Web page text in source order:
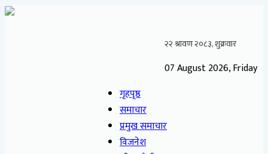
07 August 2026, Friday
गृहपृष्ठ
समाचार
प्रमुख समाचार
विजनेश